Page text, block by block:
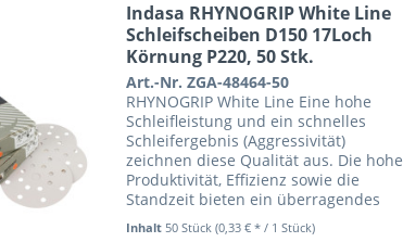
Indasa RHYNOGRIP White Line
Schleifscheiben D150 17Loch
Körnung P220, 50 Stk.
Art.-Nr. ZGA-48464-50
RHYNOGRIP White Line Eine hohe
Schleifleistung und ein schnelles
Schleifergebnis (Aggressivität)
zeichnen diese Qualität aus. Die hohe
Produktivität, Effizienz sowie die
Standzeit bieten ein überragendes
Preis- /Leistungsverhältnis....
Inhalt50 Stück(0,33 € * / 1 Stück)